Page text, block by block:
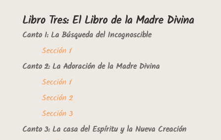
Libro Tres: El Libro de la Madre Divina
Canto I: La Búsqueda del Incognoscible
Sección 1
Canto 2: La Adoración de la Madre Divina
Sección 1
Sección 2
Sección 3
Canto 3: La casa del Espíritu y la Nueva Creación